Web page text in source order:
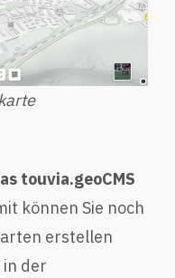
touvia.geoCMS
können Sie noch
erstellen
der